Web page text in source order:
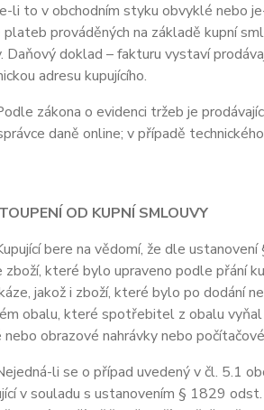
to v obchodním styku obvyklé nebo je-
prováděných na základě kupní
Daňový doklad – fakturu vystaví
adresu kupujícího.
zákona o evidenci tržeb je
daně online; v případě
OD KUPNÍ SMLOUVY
bere na vědomí, že dle ustanovení
zboží, které bylo upraveno podle přání
jakož i zboží, které bylo po dodání
obalu, které spotřebitel z obalu
nebo obrazové nahrávky nebo
li se o případ uvedený v čl. 5.1
v souladu s ustanovením § 1829